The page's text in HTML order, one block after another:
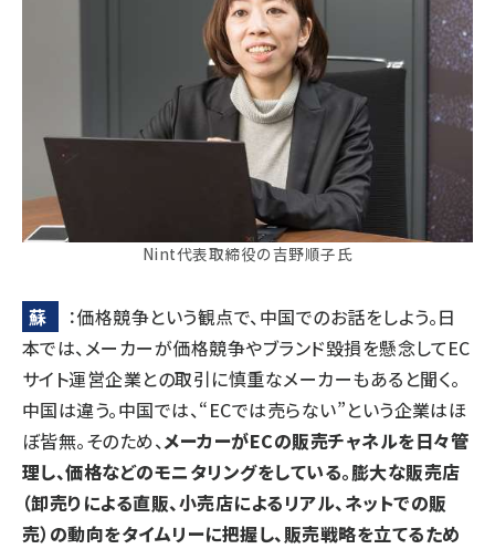
Nint代表取締役の吉野順子氏
蘇
：価格競争という観点で、中国でのお話をしよう。日
本では、メーカーが価格競争やブランド毀損を懸念してEC
サイト運営企業との取引に慎重なメーカーもあると聞く。
中国は違う。中国では、“ECでは売らない”という企業はほ
ぼ皆無。そのため、メーカーがECの販売チャネルを日々管
理し、価格などのモニタリングをしている。膨大な販売店
（卸売りによる直販、小売店によるリアル、ネットでの販
売）の動向をタイムリーに把握し、販売戦略を立てるため